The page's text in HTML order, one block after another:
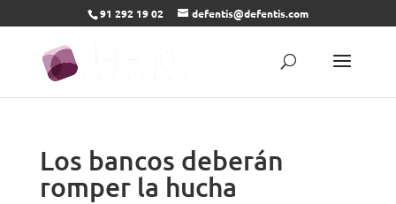
91 292 19 02 defentis@defentis.com
Los bancos deberán
romper la hucha